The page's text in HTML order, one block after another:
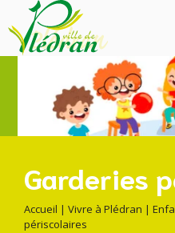
principal
au
contenu
Garderies
Accueil | Vivre à Plédran |
périscolaires